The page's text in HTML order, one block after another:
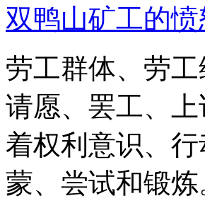
双鸭山矿工的愤
劳工群体、劳
请愿、罢工、
着权利意识、
蒙、尝试和锻炼